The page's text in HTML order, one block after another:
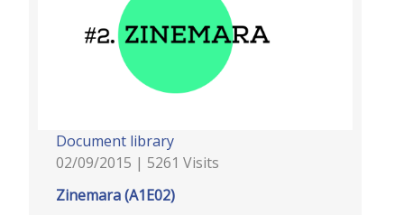
Document library
02/09/2015 | 5261 Visits
Zinemara (A1E02)